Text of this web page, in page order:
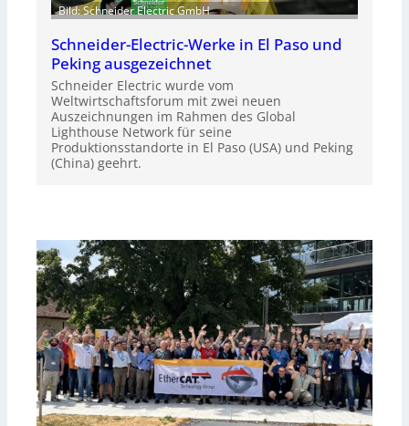
Bild: Schneider Electric GmbH
Schneider-Electric-Werke in El Paso und
Peking ausgezeichnet
Schneider Electric wurde vom
Weltwirtschaftsforum mit zwei neuen
Auszeichnungen im Rahmen des Global
Lighthouse Network für seine
Produktionsstandorte in El Paso (USA) und Peking
(China) geehrt.